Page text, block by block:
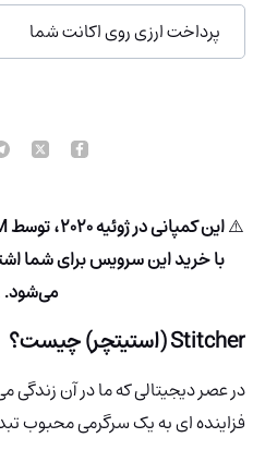
پرداخت ارزی روی اکانت شما
⚠️
می‌شود.
Stitcher (استیتچر) چیست؟
در عصر دیجیتالی که ما در آن
فزاینده ای به یک سرگرمی محبوب